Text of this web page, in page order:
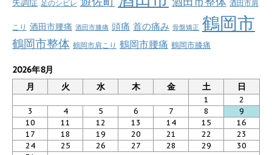
失調症 足のシビレ 酒田市肩
こり 酒田市腰痛 酒田市膝痛 頭痛 首の痛み 骨盤矯正 鶴岡市
鶴岡市整体 鶴岡市肩こり 鶴岡市腰痛 鶴岡市膝痛
2026年8月
月
火 水 木 金 土 日
1
2
3
4 5 6 7 8
9
10
11 12 13 14 15
16
17
18 19 20 21 22
23
24
25 26 27 28 29
30